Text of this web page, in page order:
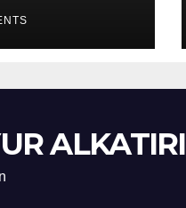
ALKATIRI